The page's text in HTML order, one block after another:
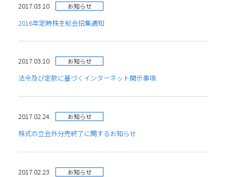
2017.03.10 お知らせ
2016年定時株主総会招集通知
2017.03.10 お知らせ
法令及び定款に基づくインターネット開示事項
2017.02.24 お知らせ
株式の立会外分売終了に関するお知らせ
2017.02.23 お知らせ